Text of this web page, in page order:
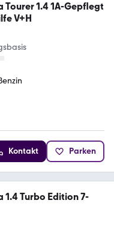
Tourer 1.4 1A-Gepflegt
V+H
Kontakt Parken
1.4 Turbo Edition 7-